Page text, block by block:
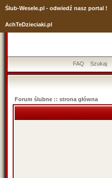
Ślub-Wesele.pl - odwiedź nasz portal !
AchTeDzieciaki.pl
FAQ Szukaj
Forum ślubne :: strona główna